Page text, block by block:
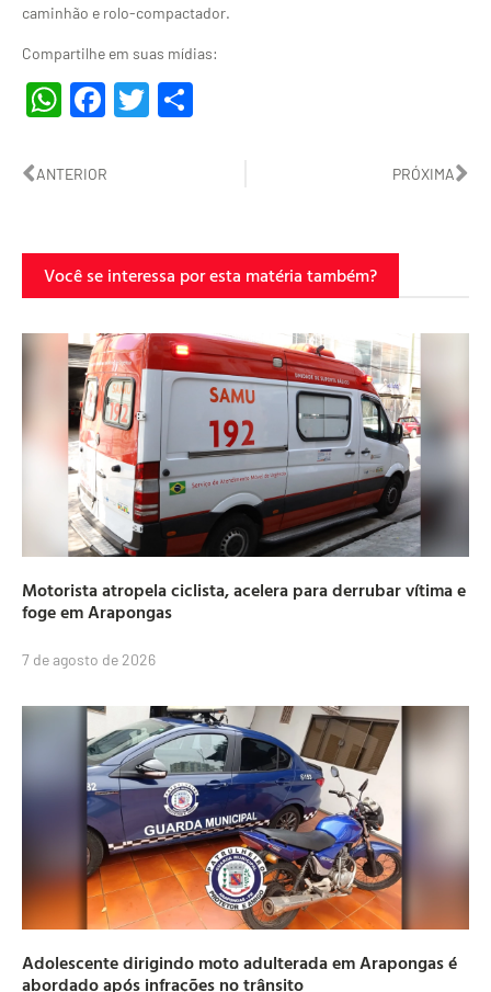
caminhão e rolo-compactador.
Compartilhe em suas mídias:
WhatsApp
Facebook
Twitter
ANTERIOR PRÓXIMA
Você se interessa por esta matéria também?
Motorista atropela ciclista, acelera para derrubar vítima e
foge em Arapongas
7 de agosto de 2026
Adolescente dirigindo moto adulterada em Arapongas é
abordado após infrações no trânsito